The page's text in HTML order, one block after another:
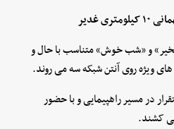
غدیر
بخیر» و «شب خوش» متناسب با حال و
ویژه روی آنتن شبکه سه می روند.
در مسیر راهپیمایی و با حضور
کشند.